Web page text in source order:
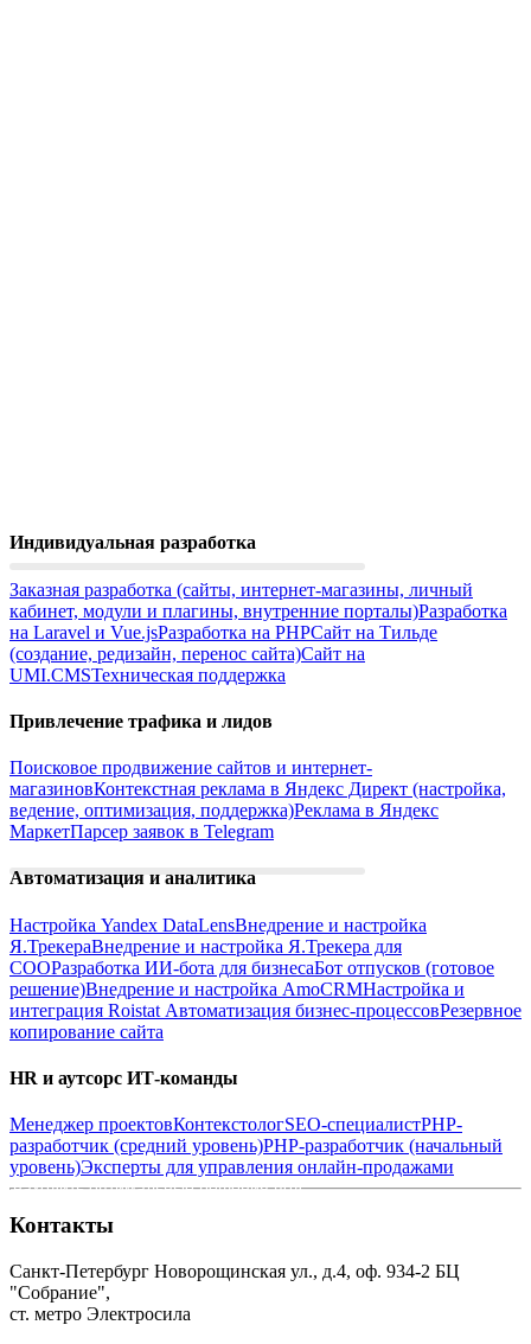
За себя, за команду и за проект
Быть добрым
Заботиться о клиентах и ценить
Находить простые
решения
Быть аккуратным и каждый раз
находить оптимальные решения под
Индивидуальная разработка
Заказная разработка (сайты, интернет-магазины, личный
кабинет, модули и плагины, внутренние порталы)Разработка
на Laravel и Vue.jsРазработка на PHPСайт на Тильде
(создание, редизайн, перенос сайта)Сайт на
UMI.CMSТехническая поддержка
Привлечение трафика и лидов
Поисковое продвижение сайтов и интернет-
магазиновКонтекстная реклама в Яндекс Директ (настройка,
ведение, оптимизация, поддержка)Реклама в Яндекс
МаркетПарсер заявок в Telegram
Автоматизация и аналитика
Настройка Yandex DataLensВнедрение и настройка
Я.ТрекераВнедрение и настройка Я.Трекера для
СООРазработка ИИ-бота для бизнесаБот отпусков (готовое
решение)Внедрение и настройка AmoCRMНастройка и
интеграция Roistat Автоматизация бизнес-процессовРезервное
копирование сайта
HR и аутсорс ИТ-команды
Менеджер проектовКонтекстологSEO-специалистPHP-
разработчик (средний уровень)PHP-разработчик (начальный
уровень)Эксперты для управления онлайн-продажами
Контакты
Санкт-Петербург Новорощинская ул., д.4, оф. 934-2 БЦ
"Собрание",
ст. метро Электросила